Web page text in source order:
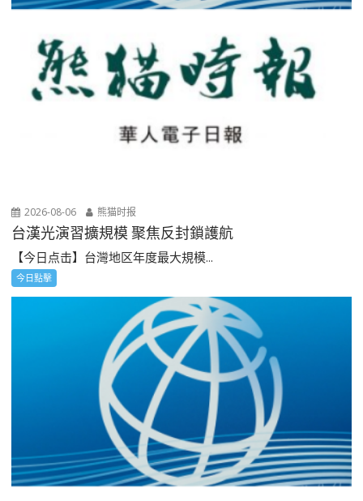
2026-08-06 熊猫时报
台漢光演習擴規模 聚焦反封鎖護航
【今日点击】台灣地区年度最大規模...
今日點擊